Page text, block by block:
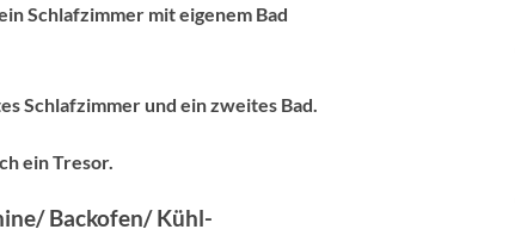
Schlafzimmer mit eigenem Bad
Schlafzimmer und ein zweites Bad.
ein Tresor.
Backofen/ Kühl-